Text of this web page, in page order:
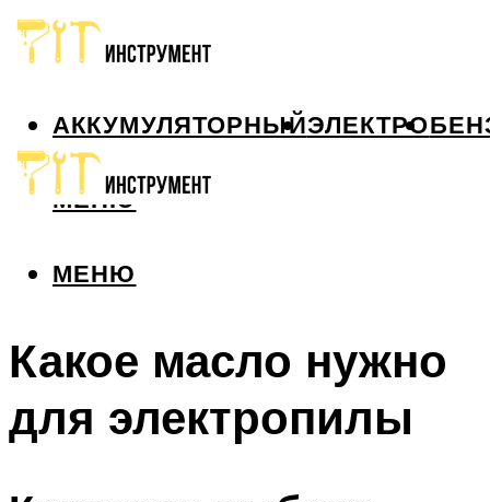
АККУМУЛЯТОРНЫЙЭЛЕКТРО
МЕНЮ
МЕНЮ
Какое масло нужно
для электропилы